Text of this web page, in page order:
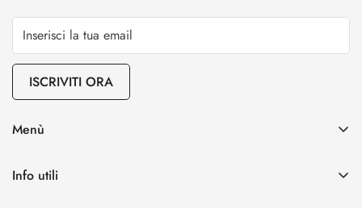
ISCRIVITI ORA
Menù
I nostri Vini
Info utili